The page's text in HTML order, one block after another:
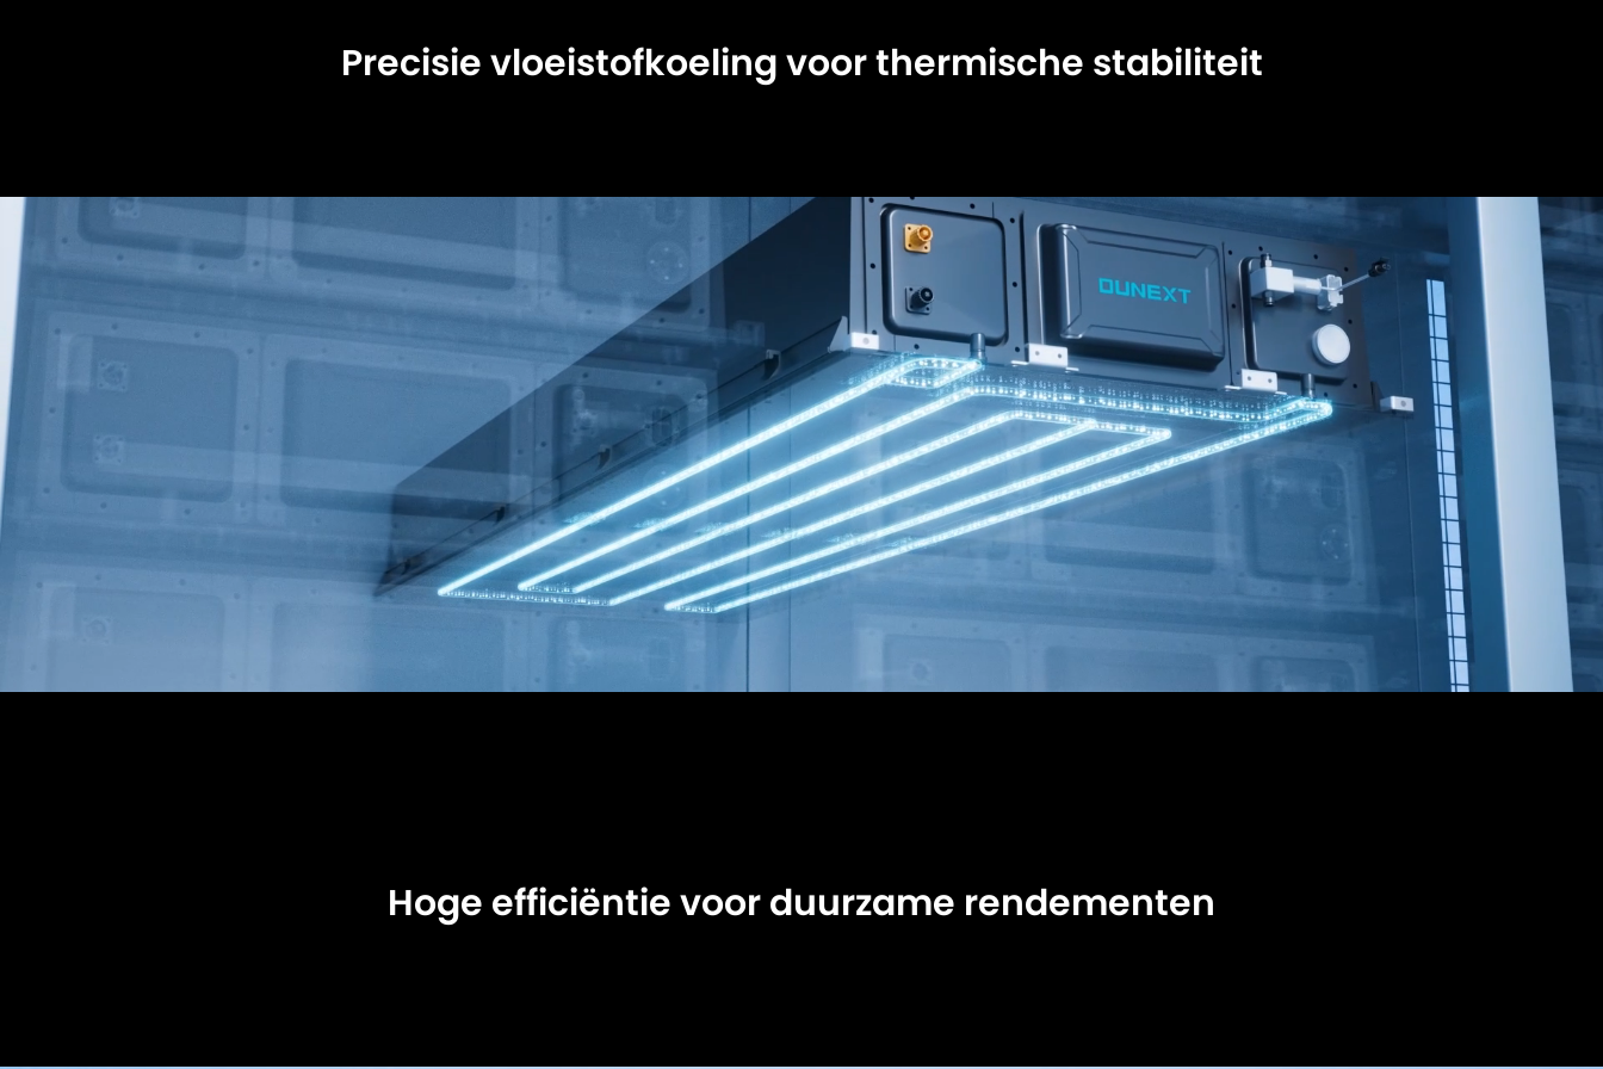
Precisie vloeistofkoeling voor thermische stabiliteit
Hoge efficiëntie voor duurzame rendementen